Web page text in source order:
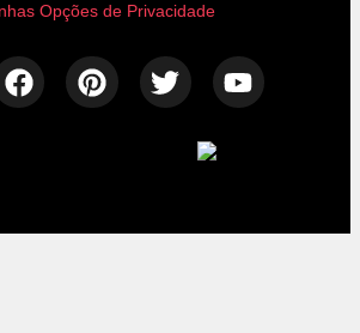
Opções de Privacidade